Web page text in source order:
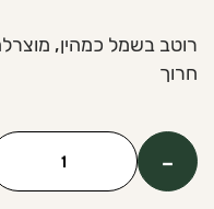
רוטב בשמל כמהין,
חרוך
כמות-